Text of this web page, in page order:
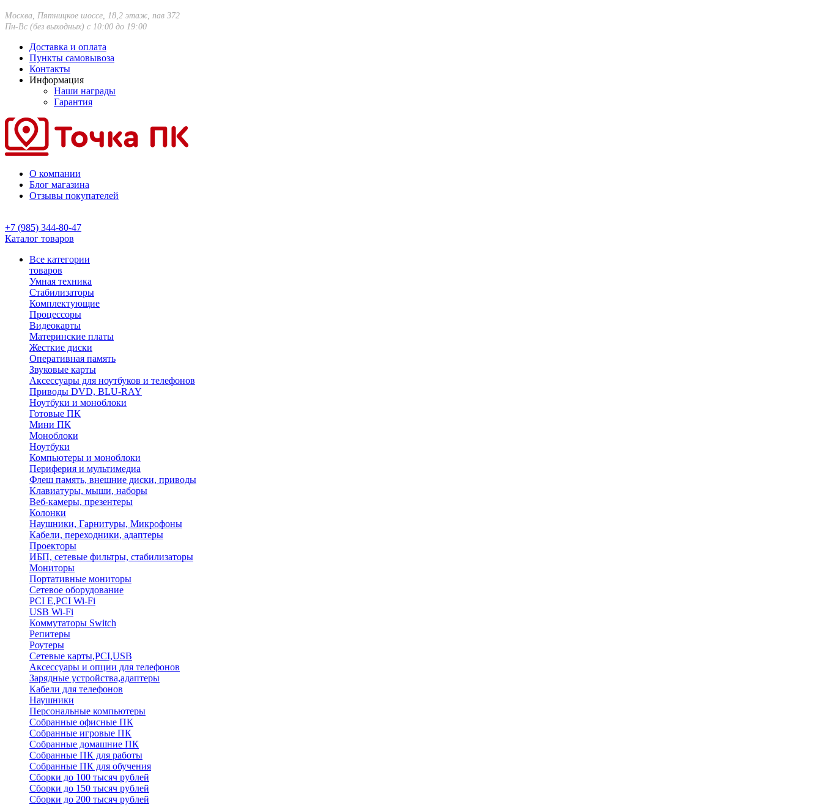
Москва, Пятницкое шоссе, 18,2 этаж, пав 372
Пн-Вс (без выходных) с 10:00 до 19:00
Доставка и оплата
Пункты самовывоза
Контакты
Информация
Наши награды
Гарантия
О компании
Блог магазина
Отзывы покупателей
+7 (985) 344-80-47
Каталог товаров
Все категории
товаров
Умная техника
Стабилизаторы
Комплектующие
Процессоры
Видеокарты
Материнские платы
Жесткие диски
Оперативная память
Звуковые карты
Аксессуары для ноутбуков и телефонов
Приводы DVD, BLU-RAY
Ноутбуки и моноблоки
Готовые ПК
Мини ПК
Моноблоки
Ноутбуки
Компьютеры и моноблоки
Периферия и мультимедиа
Флеш память, внешние диски, приводы
Клавиатуры, мыши, наборы
Веб-камеры, презентеры
Колонки
Наушники, Гарнитуры, Микрофоны
Кабели, переходники, адаптеры
Проекторы
ИБП, сетевые фильтры, стабилизаторы
Мониторы
Портативные мониторы
Сетевое оборудование
PCI E,PCI Wi-Fi
USB Wi-Fi
Коммутаторы Switch
Репитеры
Роутеры
Сетевые карты,PCI,USB
Аксессуары и опции для телефонов
Зарядные устройства,адаптеры
Кабели для телефонов
Наушники
Персональные компьютеры
Собранные офисные ПК
Собранные игровые ПК
Собранные домашние ПК
Собранные ПК для работы
Собранные ПК для обучения
Сборки до 100 тысяч рублей
Сборки до 150 тысяч рублей
Сборки до 200 тысяч рублей